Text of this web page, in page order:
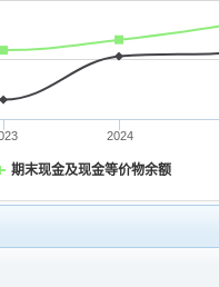
期末现金及现金等价物余额
2024